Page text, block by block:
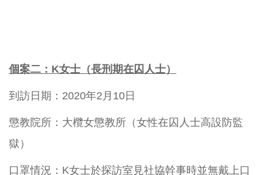
個案二： K女士（長刑期在囚人士）
到訪日期：2020年2月10日
懲教院所：大欖女懲教所（女性在囚人士高設防監
獄）
口罩情況：K女士於探訪室見社協幹事時並無戴上口